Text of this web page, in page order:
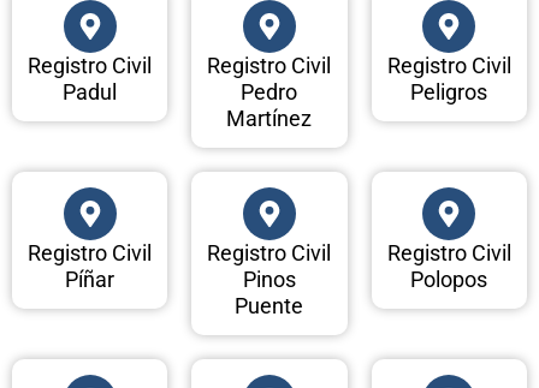
Registro Civil
Padul
Registro Civil
Pedro
Martínez
Registro Civil
Peligros
Registro Civil
Píñar
Registro Civil
Pinos
Puente
Registro Civil
Polopos